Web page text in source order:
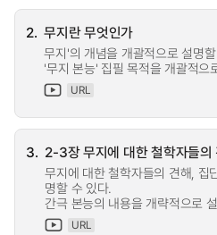
2. 무지란 무엇인가
무지'의 개념을 개괄적으로 설명
'무지 본능' 집필 목적을 개괄적으
URL
3. 2-3장 무지에 대한 철학자들의
무지에 대한 철학자들의 견해, 집
명할 수 있다.
간극 본능의 내용을 개략적으로
URL